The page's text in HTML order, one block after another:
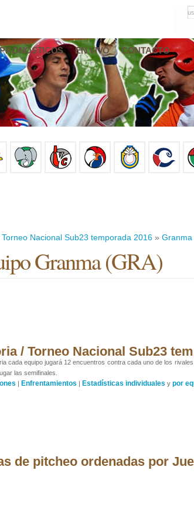
PRONÓSTICOS EN VIVO CONTACTO
Torneo Nacional Sub23 temporada 2016 » Granma
Granma (GRA)
/ Torneo Nacional Sub23
cada equipo jugará 12 encuentros contra cada uno de los
las semifinales.
| Enfrentamientos | Estadísticas individuales y por
de pitcheo ordenadas por